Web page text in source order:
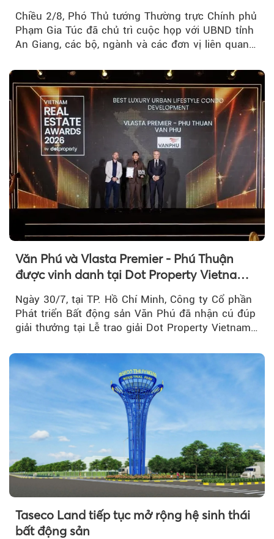
Chiều 2/8, Phó Thủ tướng Thường trực Chính phủ
Phạm Gia Túc đã chủ trì cuộc họp với UBND tỉnh
An Giang, các bộ, ngành và các đơn vị liên quan
Văn Phú và Vlasta Premier - Phú Thuận
được vinh danh tại Dot Property Vietnam
Ngày 30/7, tại TP. Hồ Chí Minh, Công ty Cổ phần
Phát triển Bất động sản Văn Phú đã nhận cú đúp
giải thưởng tại Lễ trao giải Dot Property Vietnam
Taseco Land tiếp tục mở rộng hệ sinh thái
bất động sản